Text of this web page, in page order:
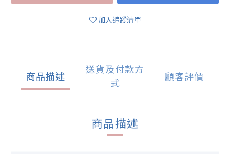
加入追蹤清單
商品描述
送貨及付款方
式
顧客評價
商品描述